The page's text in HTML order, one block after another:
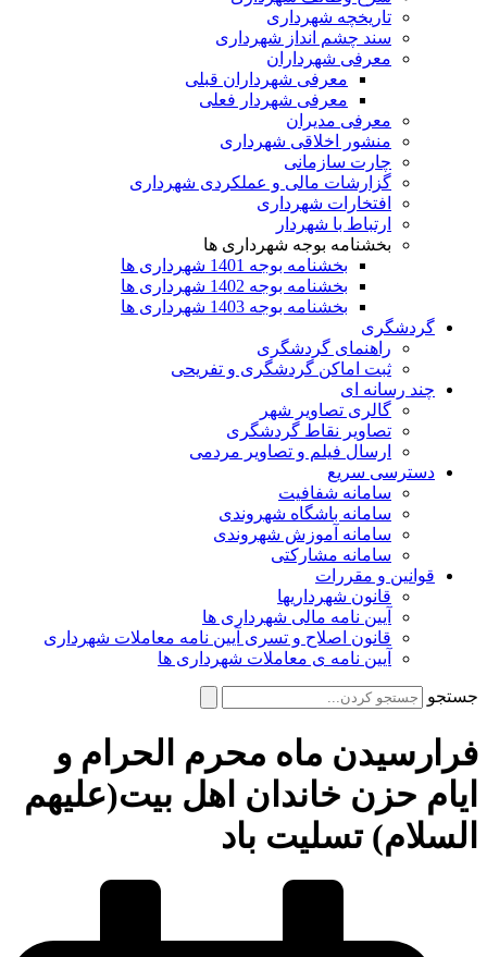
تاریخچه شهرداری
سند چشم انداز شهرداری
معرفی شهرداران
معرفی شهرداران قبلی
معرفی شهردار فعلی
معرفی مدیران
منشور اخلاقی شهرداری
چارت سازمانی
گزارشات مالی و عملکردی شهرداری
افتخارات شهرداری
ارتباط با شهردار
بخشنامه بوجه شهرداری ها
بخشنامه بوجه 1401 شهرداری ها
بخشنامه بوجه 1402 شهرداری ها
بخشنامه بوجه 1403 شهرداری ها
گردشگری
راهنمای گردشگری
ثبت اماکن گردشگری و تفریحی
چند رسانه ای
گالری تصاویر شهر
تصاویر نقاط گردشگری
ارسال فیلم و تصاویر مردمی
دسترسی سریع
سامانه شفافیت
سامانه باشگاه شهروندی
سامانه آموزش شهروندی
سامانه مشارکتی
قوانین و مقررات
قانون شهرداریها
آیین نامه مالی شهرداری ها
قانون اصلاح و تسری آیین نامه معاملات شهرداری
آیین نامه ی معاملات شهرداری ها
جستجو
فرارسیدن ماه محرم الحرام و
ایام حزن خاندان اهل بیت(علیهم
السلام) تسلیت باد